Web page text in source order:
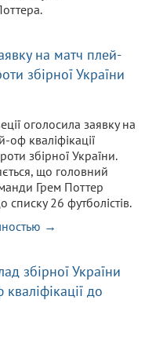
на матч плей-
збірної України
оголосила заявку на
оф кваліфікації
збірної України.
що головний
Грем Поттер
списку 26 футболістів.
→
збірної України
до